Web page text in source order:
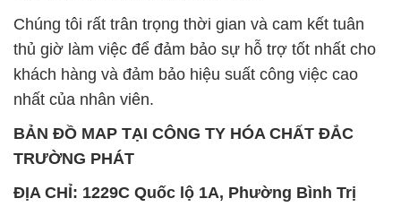
Chúng tôi rất trân trọng thời gian và cam kết tuân
thủ giờ làm việc để đảm bảo sự hỗ trợ tốt nhất cho
khách hàng và đảm bảo hiệu suất công việc cao
nhất của nhân viên.
BẢN ĐỒ MAP TẠI CÔNG TY HÓA CHẤT ĐẮC
TRƯỜNG PHÁT
ĐỊA CHỈ: 1229C Quốc lộ 1A, Phường Bình Trị